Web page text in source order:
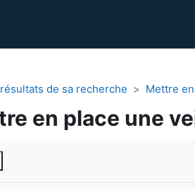
de sa recherche Mettre
en place une